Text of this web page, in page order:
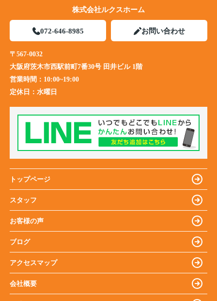
株式会社ルクスホーム
072-646-8985 お問い合わせ
〒567-0032
大阪府茨木市西駅前町7番30号 田井ビル 1階
営業時間： 10:00~19:00
定休日： 水曜日
トップページ
スタッフ
お客様の声
ブログ
アクセスマップ
会社概要